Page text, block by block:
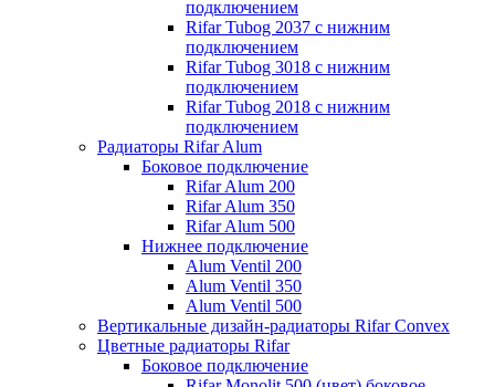
подключением
Rifar Tubog 2037 с нижним
подключением
Rifar Tubog 3018 с нижним
подключением
Rifar Tubog 2018 с нижним
подключением
Радиаторы Rifar Alum
Боковое подключение
Rifar Alum 200
Rifar Alum 350
Rifar Alum 500
Нижнее подключение
Alum Ventil 200
Alum Ventil 350
Alum Ventil 500
Вертикальные дизайн-радиаторы Rifar Convex
Цветные радиаторы Rifar
Боковое подключение